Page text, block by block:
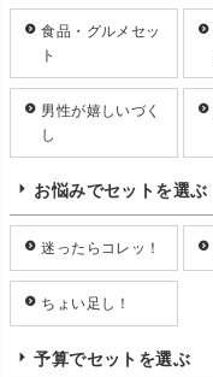
食品・グルメセッ
ト
男性が嬉しいづく
し
お悩みでセットを選ぶ
迷ったらコレッ！
ちょい足し！
予算でセットを選ぶ